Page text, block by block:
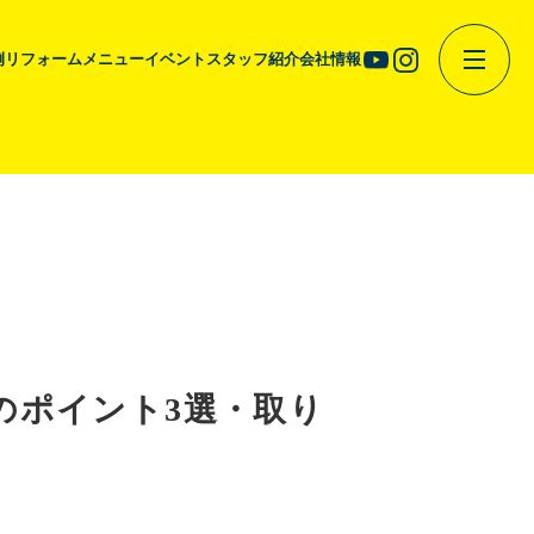
リフォームメニューイベント スタッフ紹介会社情報
イント3選・取り